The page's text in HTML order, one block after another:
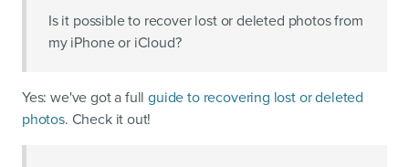
Is it possible to recover lost or deleted photos from
my iPhone or iCloud?
Yes: we've got a fullguide to recovering lost or deleted
photos. Check it out!